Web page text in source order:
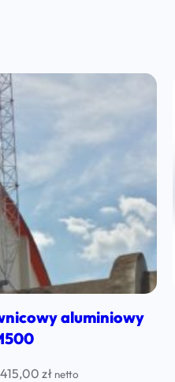
aluminiowy
złPrice
netto